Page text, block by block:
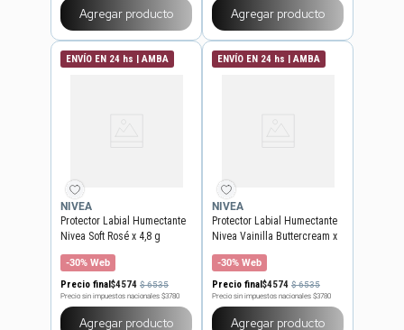
Agregar producto Agregar producto
ENVÍO EN 24 hs | AMBA
NIVEA
Protector Labial Humectante
Nivea Soft Rosé x 4,8 g
-30% Web
Precio final$4574 $6535
Precio sin impuestos nacionales $3780
Agregar producto
ENVÍO EN 24 hs | AMBA
NIVEA
Protector Labial Humectante
Nivea Vainilla Buttercream x
4,8 g
-30% Web
Precio final$4574 $6535
Precio sin impuestos nacionales $3780
Agregar producto